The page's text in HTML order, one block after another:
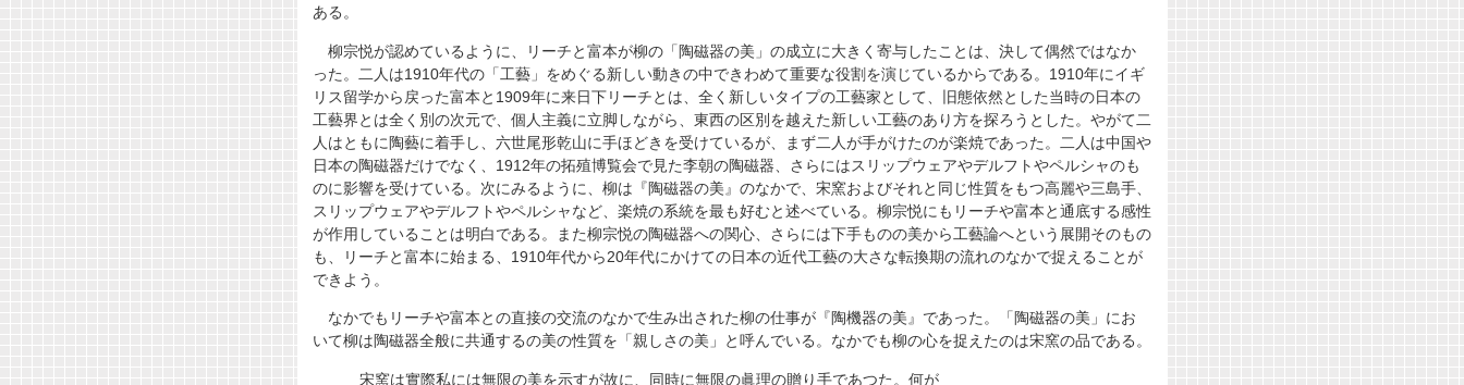
ある。
柳宗悦が認めているように、リーチと富本が柳の「陶磁器の美」の成立に大きく寄与したことは、決して偶然ではなか
った。二人は1910年代の「工藝」をめぐる新しい動きの中できわめて重要な役割を演じているからである。1910年にイギ
リス留学から戻った富本と1909年に来日下リーチとは、全く新しいタイプの工藝家として、旧態依然とした当時の日本の
工藝界とは全く別の次元で、個人主義に立脚しながら、東西の区別を越えた新しい工藝のあり方を探ろうとした。やがて二
人はともに陶藝に着手し、六世尾形乾山に手ほどきを受けているが、まず二人が手がけたのが楽焼であった。二人は中国や
日本の陶磁器だけでなく、1912年の拓殖博覧会で見た李朝の陶磁器、さらにはスリップウェアやデルフトやペルシャのも
のに影響を受けている。次にみるように、柳は『陶磁器の美』のなかで、宋窯およびそれと同じ性質をもつ高麗や三島手、
スリップウェアやデルフトやペルシャなど、楽焼の系統を最も好むと述べている。柳宗悦にもリーチや富本と通底する感性
が作用していることは明白である。また柳宗悦の陶磁器への関心、さらには下手ものの美から工藝論へという展開そのもの
も、リーチと富本に始まる、1910年代から20年代にかけての日本の近代工藝の大さな転換期の流れのなかで捉えることが
できよう。
なかでもリーチや富本との直接の交流のなかで生み出された柳の仕事が『陶機器の美』であった。「陶磁器の美」にお
いて柳は陶磁器全般に共通するの美の性質を「親しさの美」と呼んでいる。なかでも柳の心を捉えたのは宋窯の品である。
宋窯は實際私には無限の美を示すが故に、同時に無限の眞理の贈り手であつた。何が